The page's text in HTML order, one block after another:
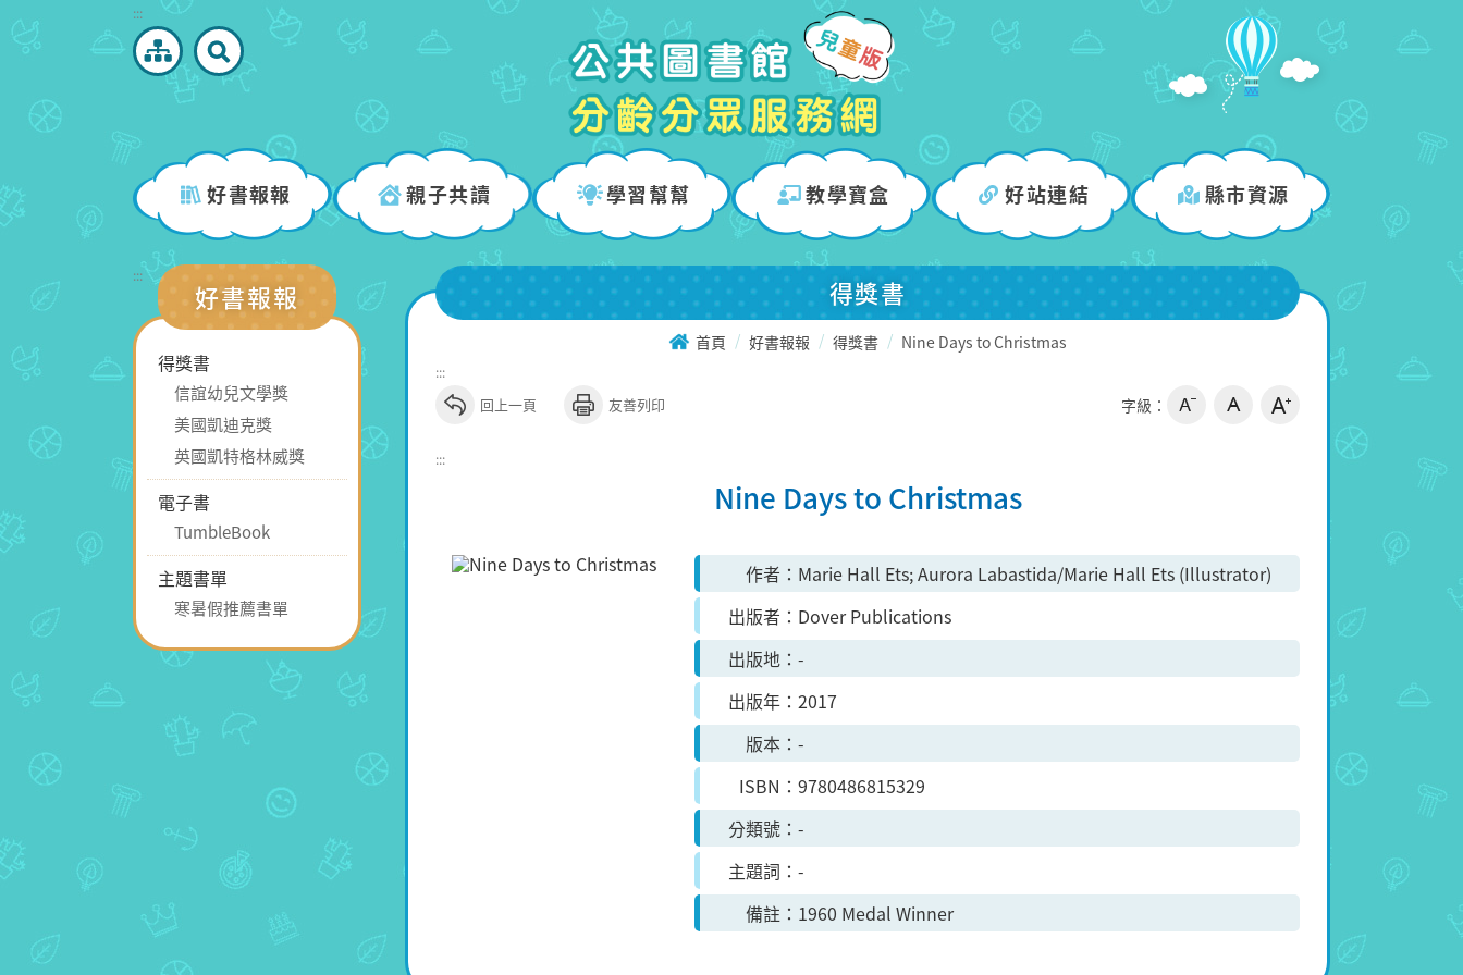
到
塊
:::
好書報報 親子共讀 學習幫幫 教學寶盒 好站連結 縣市資源
:::
好書報報
得獎書
信誼幼兒文學獎
美國凱迪克獎
英國凱特格林威獎
電子書
TumbleBook
主題書單
寒暑假推薦書單
得獎書
首頁 好書報報 得獎書 Nine Days to Christmas
:::
回上一頁 友善列印 字級：
:::
Nine Days to Christmas
作者
Marie Hall Ets; Aurora Labastida/Marie Hall Ets (Illustrator)
出版者
Dover Publications
出版地
-
出版年
2017
版本
-
ISBN
9780486815329
分類號
-
主題詞
-
備註
1960 Medal Winner